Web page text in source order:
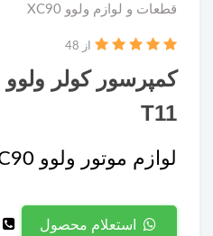
قطعات و لوازم ولوو XC90
T11
از 48
لوازم موتور ولوو XC90
استعلام محصول